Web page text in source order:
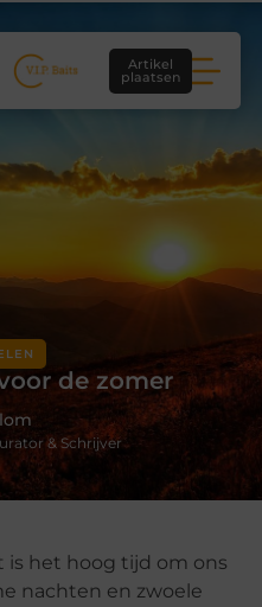
Artikel
plaatsen
de zomer
& Schrijver
is het hoog tijd om ons
nachten en zwoele